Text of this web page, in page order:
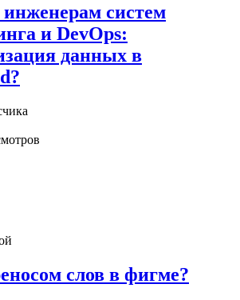
систем
и DevOps:
данных в
слов в фигме?